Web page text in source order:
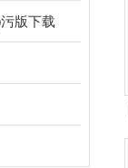
版下载